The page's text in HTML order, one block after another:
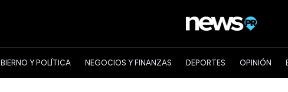
Y POLÍTICA NEGOCIOS Y FINANZAS DEPORTES OPINIÓN